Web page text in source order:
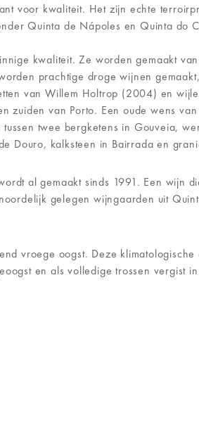
voor kwaliteit. Het zijn echte
Quinta de Nápoles en Quinta do
kwaliteit. Ze worden gemaakt
prachtige droge wijnen gemaakt,
van Willem Holtrop (2004) en
zuiden van Porto. Een oude wens
twee bergketens in Gouveia,
Douro, kalksteen in Bairrada en
al gemaakt sinds 1991. Een wijn
gelegen wijngaarden uit
vroege oogst. Deze
en als volledige trossen vergist